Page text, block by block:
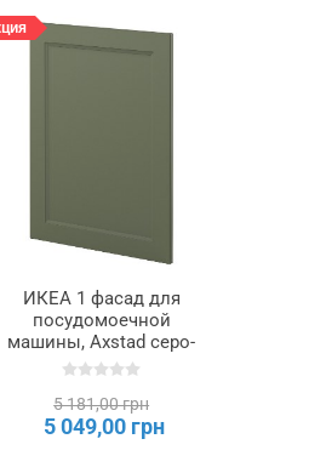
ИКЕА 1 фасад для
посудомоечной
машины, Axstad серо-
зеленый, 60 см METOD
5 181,00 грн
5 049,00 грн